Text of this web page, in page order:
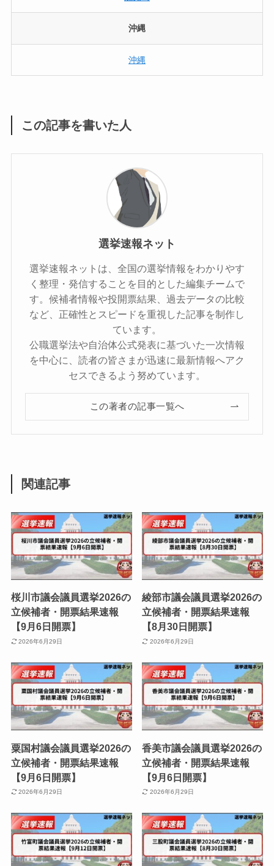
沖縄
沖縄
この記事を書いた人
選挙速報ネット
選挙速報ネットは、全国の選挙情報をわかりやす
く整理・発信することを目的とした編集チームで
す。候補者情報や投開票結果、過去データの比較
など、正確性とスピードを重視した記事を制作し
ています。
公職選挙法や自治体公式発表に基づいた一次情報
を中心に、読者の皆さまが迅速に最新情報へアク
セスできるよう努めています。
この著者の記事一覧へ
関連記事
桜川市議会議員選挙2026の
立候補者・開票結果速報
【9月6日開票】
2026年6月29日
綾部市議会議員選挙2026の
立候補者・開票結果速報
【8月30日開票】
2026年6月29日
粟国村議会議員選挙2026の
立候補者・開票結果速報
【9月6日開票】
2026年6月29日
香美市議会議員選挙2026の
立候補者・開票結果速報
【9月6日開票】
2026年6月29日